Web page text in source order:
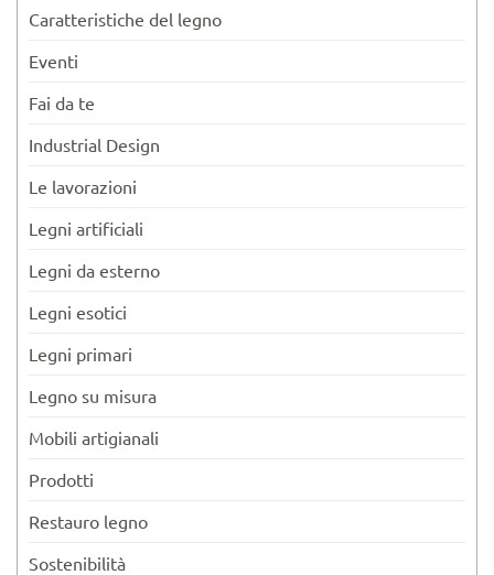
Caratteristiche del legno
Eventi
Fai da te
Industrial Design
Le lavorazioni
Legni artificiali
Legni da esterno
Legni esotici
Legni primari
Legno su misura
Mobili artigianali
Prodotti
Restauro legno
Sostenibilità